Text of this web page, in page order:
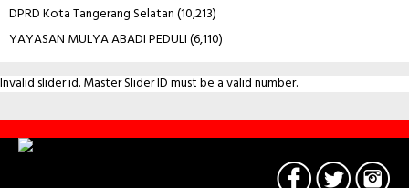
DPRD Kota Tangerang Selatan(10,213)
YAYASAN MULYA ABADI PEDULI(6,110)
Invalid slider id. Master Slider ID must be a valid number.
Contact
Us